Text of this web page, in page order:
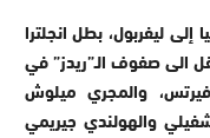
(23 عاما) رسميا إلى ليفربول، بطل انجلترا
الى صفوف الـ”ريدز” في
فيرتس، والمجري ميلوش
والهولندي جيريمي